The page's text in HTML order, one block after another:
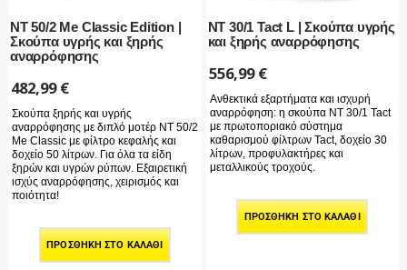
NT 50/2 Me Classic Edition |
Σκούπα υγρής και ξηρής
αναρρόφησης
482,99€
Σκούπα ξηρής και υγρής
αναρρόφησης με διπλό μοτέρ ΝΤ 50/2
Me Classic με φίλτρο κεφαλής και
δοχείο 50 λίτρων. Για όλα τα είδη
ξηρών και υγρών ρύπων. Εξαιρετική
ισχύς αναρρόφησης, χειρισμός και
ποιότητα!
ΠΡΟΣΘΉΚΗ ΣΤΟ ΚΑΛΆΘΙ
NT 30/1 Tact L | Σκούπα υγρής
και ξηρής αναρρόφησης
556,99€
Ανθεκτικά εξαρτήματα και ισχυρή
αναρρόφηση: η σκούπα NT 30/1 Tact
με πρωτοποριακό σύστημα
καθαρισμού φίλτρων Tact, δοχείο 30
λίτρων, προφυλακτήρες και
μεταλλικούς τροχούς.
ΠΡΟΣΘΉΚΗ ΣΤΟ ΚΑΛΆΘΙ